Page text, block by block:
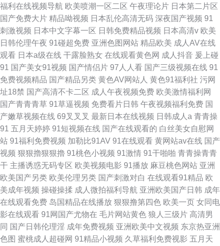
福利在线视频导航 欧美喷潮一区二区 午夜理论片 日本第二片区
国产免费大片 精品呦视频 日本乱伦高清无码 深夜国产视频 91
刺激视频 日本中文字幕一区 日韩免费精品视频 日本高清v 欧美
日韩伦理午夜 91碰超免费 亚洲色图网站 精品欧美 成人AV在线
观看 日本a级在线 干露脸熟女 在线观看黄色网 成人抖音 爰上碰
91 国产美女91视频 国产情侣片 97人人看 国产三级视频在线 91
免费视频精品 国产精品另类 黄色AV网站人 黄色91福利社 污网
址18禁 国产高清不卡二区 成人午夜视频免费 欧美激情福利网
国产青青青草 91草逼视频 免费看片日韩 午夜视频福利免费 国
产嫩草视频在线 69叉叉叉 最新日本在线视频 日韩成人a 青青操
91 五月天婷婷 91短视频在线 国产在线观看的 白丝美女自慰网
站 91福利免费视频 加勒比91AV 91在线观看 黄网站av在线 国产
视频 狠狠擼狠狠擼 91桃色小视频 91激情 91干啪啪 青青操青青
干 主播诱惑无码专区 欧美视频电影 91播放 麻豆桃色网站 亚洲
欧美国产另类 欧美伦理另类 国产刺激对白 在线观看91精品 欧
美成年视频 操碰操揉 成人微拍福利导航 亚洲欧美国产日韩 成年
在线观看免费 岛国精品在线播放 狠狠撸第四色 欧美一页 女同电
影在线观看 91网国产尤物在 毛片网站黄色 狼人三级片 高清男
同 国产日韩伦理淫 成年免费视频 亚洲欧美中文视频 东京热亚洲
色图 蜜桃成人超碰网 91精品小视频 久草福利免费视影 五月天